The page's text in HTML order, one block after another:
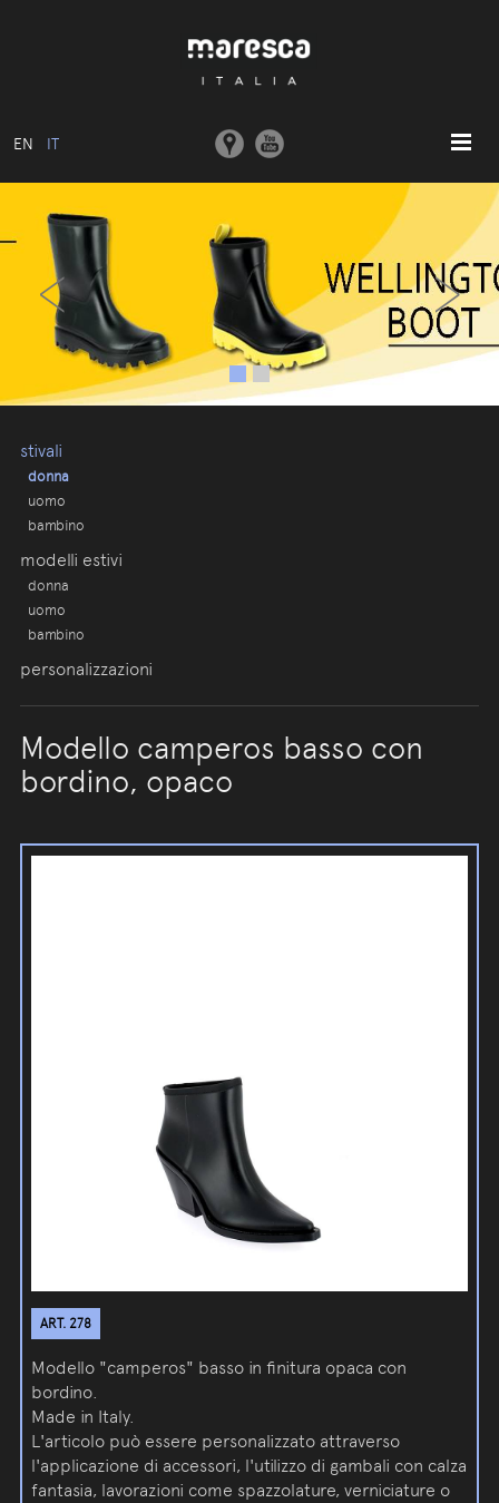
EN IT
ABOUT US
MODELLI BASE
COLLEZIONI
STAMPI E MACCHINARI
COMUNICAZIONE
‹ ›
stivali
donna
uomo
bambino
modelli estivi
donna
uomo
bambino
personalizzazioni
Modello camperos basso con
bordino, opaco
ART. 278
Modello "camperos" basso in finitura opaca con
bordino.
Made in Italy.
L'articolo può essere personalizzato attraverso
l'applicazione di accessori, l'utilizzo di gambali con calza
fantasia, lavorazioni come spazzolature, verniciature o